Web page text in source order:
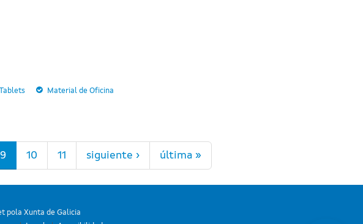
Material de Oficina
9 10 11 siguiente › última »
pola Xunta de Galicia